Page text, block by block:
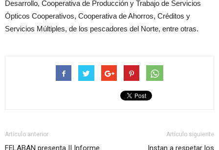
Desarrollo, Cooperativa de Producción y Trabajo de Servicios
Ópticos Cooperativos, Cooperativa de Ahorros, Créditos y
Servicios Múltiples, de los pescadores del Norte, entre otras.
Artículo anterior
FELABAN presenta II Informe
Artículo siguiente
Instan a respetar los